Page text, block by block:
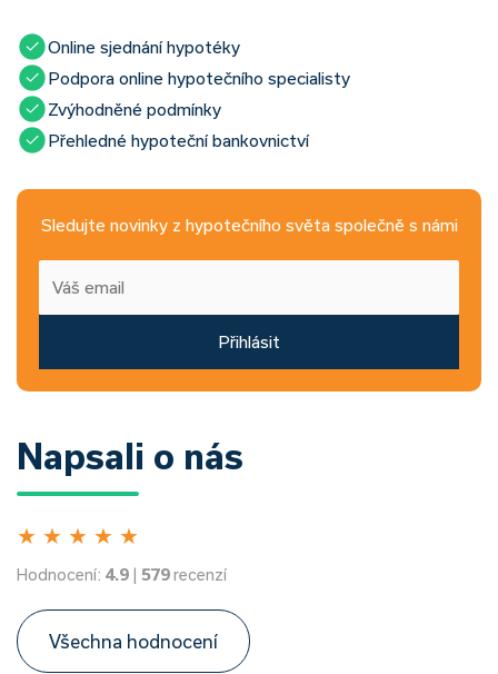
Online sjednání hypotéky
Podpora online hypotečního specialisty
Zvýhodněné podmínky
Přehledné hypoteční bankovnictví
Sledujte novinky z hypotečního světa společně s námi
Přihlásit
Napsali o nás
★ ★ ★ ★ ★
Hodnocení: 4.9 | 579recenzí
Všechna hodnocení